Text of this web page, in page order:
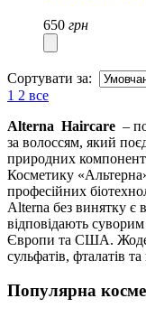
650 грн
Сортувати за:
1 2 все
Alterna Haircare –
за волоссям, який
природних
Косметику
професійних
Alterna без винятку є
відповідають
Європи та США. Жоден
сульфатів, фталатів
Популярна